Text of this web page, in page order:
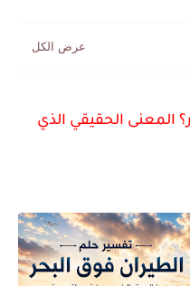
المعنى الحقيقي الذي